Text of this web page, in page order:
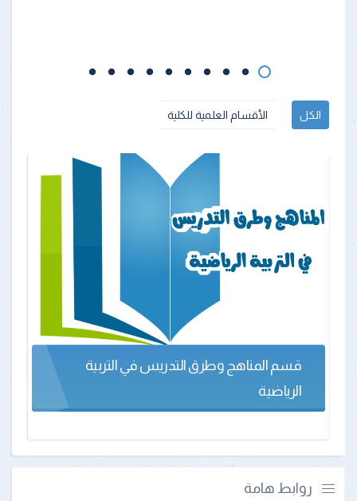
الكل الأقسام العلمية للكلية
قسم المناهج وطرق التدريس في التربية
الرياضية
روابط هامة